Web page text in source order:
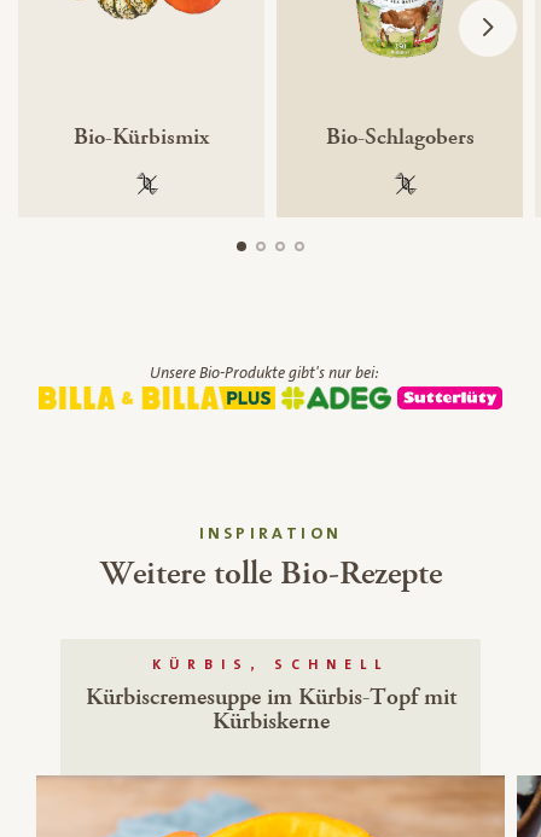
Bio-Kürbismix
100 % gentechnikfrei
Bio-Schlagobers
100 %
Unsere Bio-Produkte gibt's nur bei:
INSPIRATION
Weitere tolle Bio-Rezepte
KÜRBIS, SCHNELL
Kürbiscremesuppe im Kürbis-Topf mit
Kürbiskerne